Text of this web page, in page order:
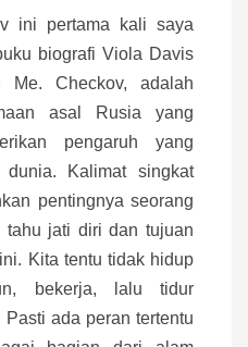
ini pertama kali saya
biografi Viola Davis
Me. Checkov, adalah
asal Rusia yang
pengaruh yang
dunia. Kalimat singkat
pentingnya seorang
tahu jati diri dan tujuan
Kita tentu tidak hidup
bekerja, lalu tidur
ada peran tertentu